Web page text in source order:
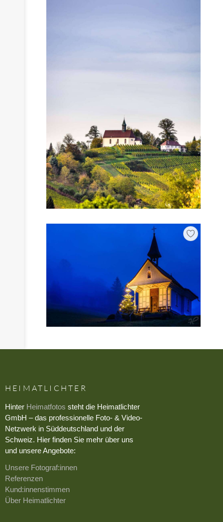
HEIMATLICHTER
Hinter Heimatfotos steht die Heimatlichter
GmbH – das professionelle Foto- & Video-
Netzwerk in Süddeutschland und der
Schweiz. Hier finden Sie mehr über uns
und unsere Angebote:
Unsere Fotograf:innen
Referenzen
Kund:innenstimmen
Über Heimatlichter